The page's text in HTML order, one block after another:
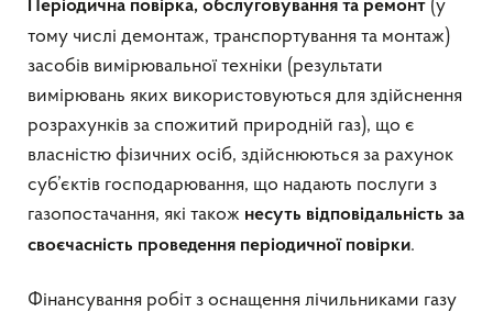
Періодична повірка, обслуговування та ремонт (у
тому числі демонтаж, транспортування та монтаж)
засобів вимірювальної техніки (результати
вимірювань яких використовуються для здійснення
розрахунків за спожитий природній газ), що є
власністю фізичних осіб, здійснюються за рахунок
суб’єктів господарювання, що надають послуги з
газопостачання, які також несуть відповідальність за
своєчасність проведення періодичної повірки.
Фінансування робіт з оснащення лічильниками газу